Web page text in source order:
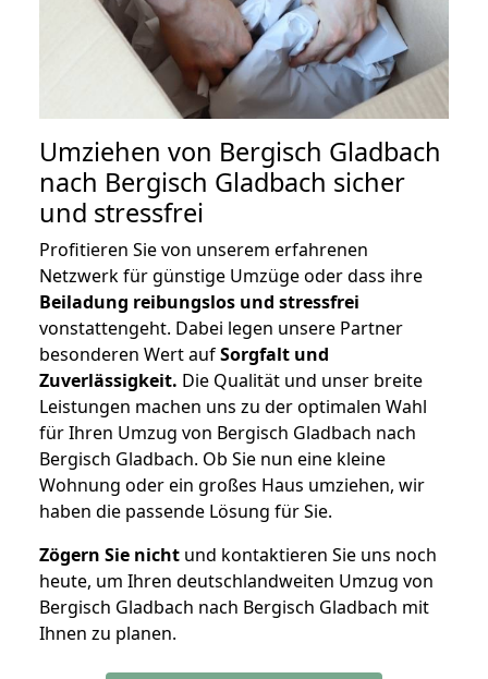
Umziehen von Bergisch Gladbach
nach Bergisch Gladbach sicher
und stressfrei
Profitieren Sie von unserem erfahrenen
Netzwerk für günstige Umzüge oder dass ihre
Beiladung reibungslos und stressfrei
vonstattengeht. Dabei legen unsere Partner
besonderen Wert aufSorgfalt und
Zuverlässigkeit. Die Qualität und unser breite
Leistungen machen uns zu der optimalen Wahl
für Ihren Umzug von Bergisch Gladbach nach
Bergisch Gladbach. Ob Sie nun eine kleine
Wohnung oder ein großes Haus umziehen, wir
haben die passende Lösung für Sie.
Zögern Sie nicht und kontaktieren Sie uns noch
heute, um Ihren deutschlandweiten Umzug von
Bergisch Gladbach nach Bergisch Gladbach mit
Ihnen zu planen.